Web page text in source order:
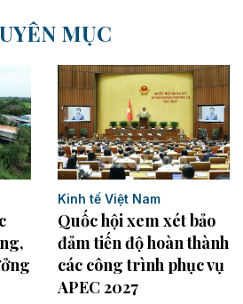
MỤC
Kinh tế Việt Nam
Quốc hội xem xét bảo
đảm tiến độ hoàn thành
các công trình phục vụ
APEC 2027